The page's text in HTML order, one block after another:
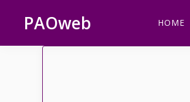
Hauptnavigation
springen
Inhalt
springen
Seitenspalte
springen
Fußzeile
springen
PAOweb HOME